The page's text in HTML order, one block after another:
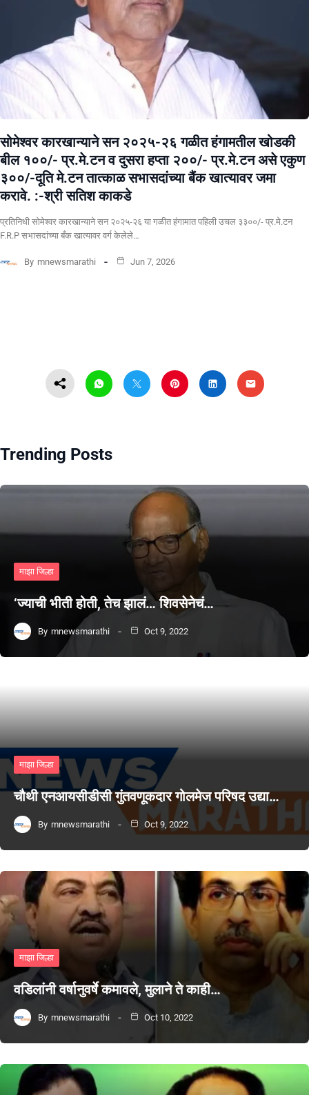
सोमेश्वर कारखान्याने सन २०२५-२६ गळीत हंगामतील खोडकी
बील १००/- प्र.मे.टन व दुसरा हप्ता २००/- प्र.मे.टन असे एकुण
३००/-दूति मे.टन तात्काळ सभासदांच्या बैंक खात्यावर जमा
करावे. :-श्री सतिश काकडे
प्रतिनिधी सोमेश्वर कारखान्याने सन २०२५-२६ या गळीत हंगामात पहिली उचल ३३००/- प्र.मे.टन
F.R.P सभासदांच्या बँक खात्यावर वर्ग केलेले…
By mnewsmarathi Jun 7, 2026
Trending Posts
माझा जिल्हा
‘ज्याची भीती होती, तेच झालं… शिवसेनेचं…
By mnewsmarathi Oct 9, 2022
माझा जिल्हा
चौथी एनआयसीडीसी गुंतवणूकदार गोलमेज परिषद उद्या…
By mnewsmarathi Oct 9, 2022
माझा जिल्हा
वडिलांनी वर्षानुवर्षे कमावले, मुलाने ते काही…
By mnewsmarathi Oct 10, 2022